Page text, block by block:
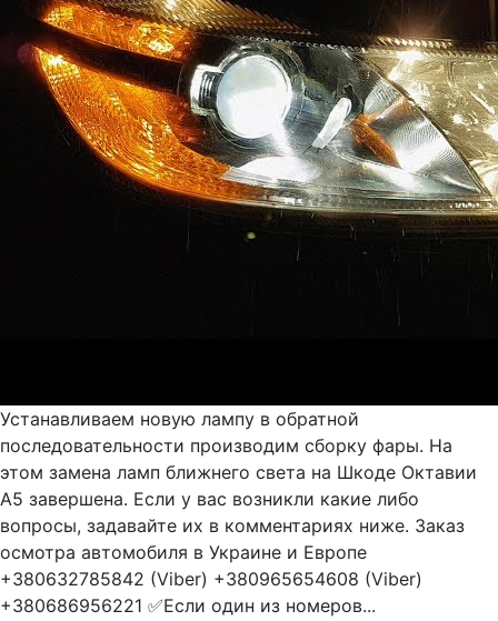
Устанавливаем новую лампу в обратной
последовательности производим сборку фары. На
этом замена ламп ближнего света на Шкоде Октавии
А5 завершена. Если у вас возникли какие либо
вопросы, задавайте их в комментариях ниже. Заказ
осмотра автомобиля в Украине и Европе
+380632785842 (Viber) +380965654608 (Viber)
+380686956221 ✅Если один из номеров...